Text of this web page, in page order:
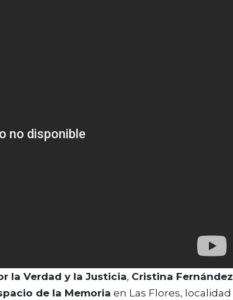
la Verdad y la Justicia, Cristina Fernández
de la Memoria en Las Flores, localidad